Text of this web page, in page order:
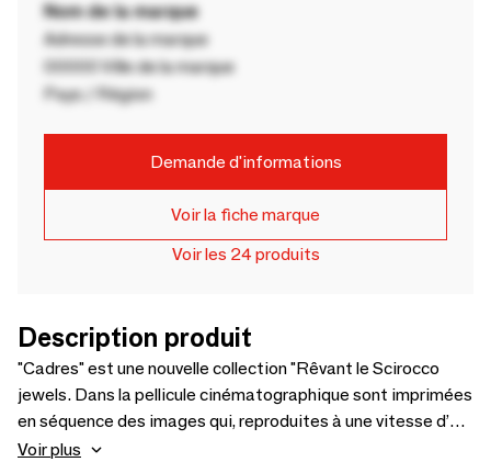
Nom de la marque
Adresse de la marque
00000 Ville de la marque
Pays / Région
Demande d'informations
Voir la fiche marque
Voir les 24 produits
Description produit
"Cadres" est une nouvelle collection "Rêvant le Scirocco
jewels. Dans la pellicule cinématographique sont imprimées
en séquence des images qui, reproduites à une vitesse d’au
moins 16 images par seconde, donnent au spectateur
Voir plus